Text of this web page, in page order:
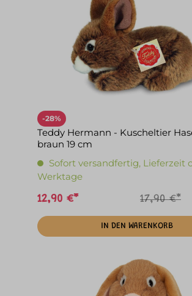
-28%
Teddy Hermann - Kuscheltier
braun 19 cm
Sofort versandfertig, Lieferzeit
Werktage
12,90 €* 17,90 €*
IN DEN WARENKORB